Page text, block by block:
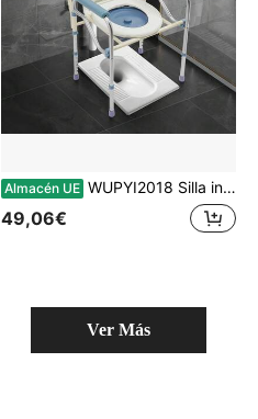
Almacén UE WUPYI2018 Silla inodoro con reposabrazos y altura regulable (capacidad de hasta 150 kg) – Silla plegable multifuncional para personas mayores y embarazadas | Silla de ducha + ayuda para el inodoro + silla de noche | Patas de goma antideslizantes y cuña extraíble (ajustable de 65 a 75 cm)
49,06€
Ver Más